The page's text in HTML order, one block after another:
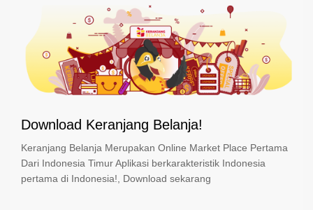
Download Keranjang Belanja!
Keranjang Belanja Merupakan Online Market Place Pertama
Dari Indonesia Timur Aplikasi berkarakteristik Indonesia
pertama di Indonesia!, Download sekarang